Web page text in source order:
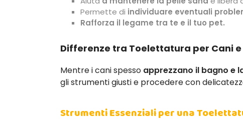
Permette di individuare eventuali
Rafforza il legame tra te e il tuo pet.
Differenze tra Toelettatura per Cani
Mentre i cani spesso apprezzano il bagno e
gli strumenti giusti e procedere con
Strumenti Essenziali per una